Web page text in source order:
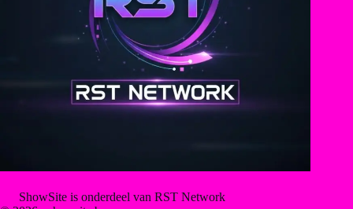
ShowSite is onderdeel van RST Network